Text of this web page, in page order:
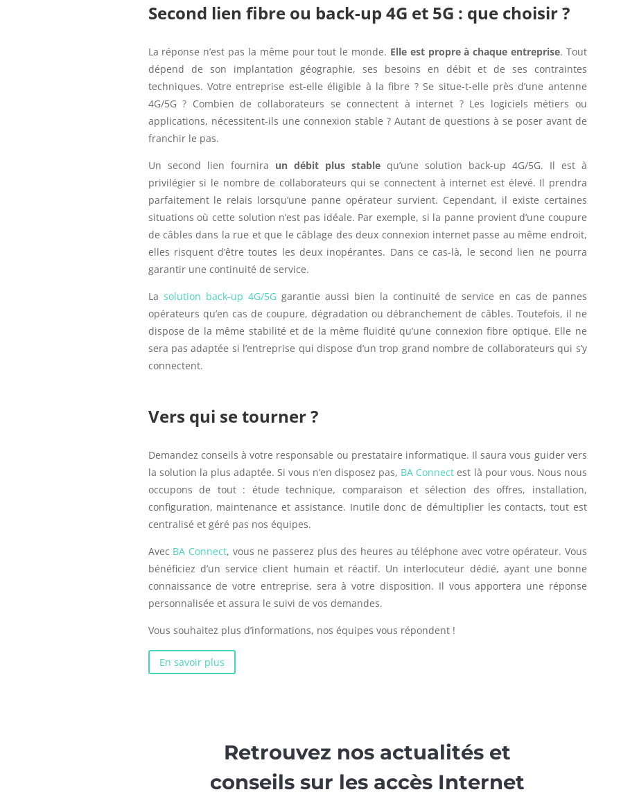
Second lien fibre ou back-up 4G et 5G : que choisir ?
La réponse n’est pas la même pour tout le monde. Elle est propre à chaque entreprise. Tout
dépend de son implantation géographie, ses besoins en débit et de ses contraintes
techniques. Votre entreprise est-elle éligible à la fibre ? Se situe-t-elle près d’une antenne
4G/5G ? Combien de collaborateurs se connectent à internet ? Les logiciels métiers ou
applications, nécessitent-ils une connexion stable ? Autant de questions à se poser avant de
franchir le pas.
Un second lien fournira un débit plus stablequ’une solution back-up 4G/5G. Il est à
privilégier si le nombre de collaborateurs qui se connectent à internet est élevé. Il prendra
parfaitement le relais lorsqu’une panne opérateur survient. Cependant, il existe certaines
situations où cette solution n’est pas idéale. Par exemple, si la panne provient d’une coupure
de câbles dans la rue et que le câblage des deux connexion internet passe au même endroit,
elles risquent d’être toutes les deux inopérantes. Dans ce cas-là, le second lien ne pourra
garantir une continuité de service.
La solution back-up 4G/5Ggarantie aussi bien la continuité de service en cas de pannes
opérateurs qu’en cas de coupure, dégradation ou débranchement de câbles. Toutefois, il ne
dispose de la même stabilité et de la même fluidité qu’une connexion fibre optique. Elle ne
sera pas adaptée si l’entreprise qui dispose d’un trop grand nombre de collaborateurs qui s’y
connectent.
Vers qui se tourner ?
Demandez conseils à votre responsable ou prestataire informatique. Il saura vous guider vers
la solution la plus adaptée. Si vous n’en disposez pas, BA Connect est là pour vous. Nous nous
occupons de tout : étude technique, comparaison et sélection des offres, installation,
configuration, maintenance et assistance. Inutile donc de démultiplier les contacts, tout est
centralisé et géré pas nos équipes.
Avec BA Connect, vous ne passerez plus des heures au téléphone avec votre opérateur. Vous
bénéficiez d’un service client humain et réactif. Un interlocuteur dédié, ayant une bonne
connaissance de votre entreprise, sera à votre disposition. Il vous apportera une réponse
personnalisée et assura le suivi de vos demandes.
Vous souhaitez plus d’informations, nos équipes vous répondent !
En savoir plus
Retrouvez nos actualités et
conseils sur les accès Internet